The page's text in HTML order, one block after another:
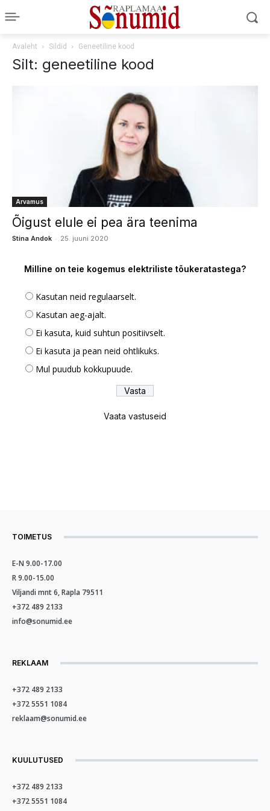
Avaleht Sildid Geneetiline kood
Silt: geneetiline kood
Arvamus
Õigust elule ei pea ära teenima
Stina Andok - 25. juuni 2020
Milline on teie kogemus elektriliste tõukeratastega?
Kasutan neid regulaarselt.
Kasutan aeg-ajalt.
Ei kasuta, kuid suhtun positiivselt.
Ei kasuta ja pean neid ohtlikuks.
Mul puudub kokkupuude.
Vaata vastuseid
TOIMETUS
E-N 9.00-17.00
R 9.00-15.00
Viljandi mnt 6, Rapla 79511
+372 489 2133
info@sonumid.ee
REKLAAM
+372 489 2133
+372 5551 1084
reklaam@sonumid.ee
KUULUTUSED
+372 489 2133
+372 5551 1084